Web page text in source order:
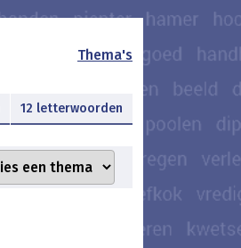
Thema's
12 letterwoorden